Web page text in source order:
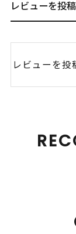
レビューを投
レビューを投